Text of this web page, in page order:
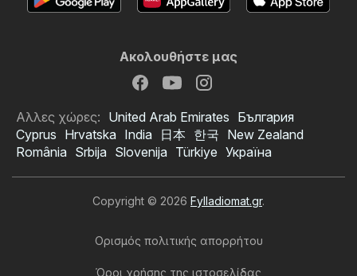
Ακολουθήστε μας
Αλλες χώρες: United Arab Emirates България
Cyprus Hrvatska India 日本 한국 New Zealand
România Srbija Slovenija Türkiye Україна
Copyright © 2026 Fylladiomat.gr.
Ορισμός πολιτικής απορρήτου
Όροι χρήσης της ιστοσελίδας